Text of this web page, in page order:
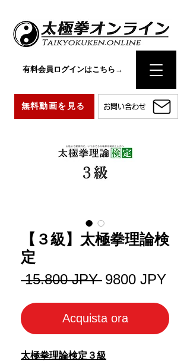
お問い合わせ
無料動画を見る
有料会員ログインはこちら→
【３級】太極拳理論検
定
15.800 JPY Prezzo
9800 JPY
Acquista ora
太極拳理論検定３級